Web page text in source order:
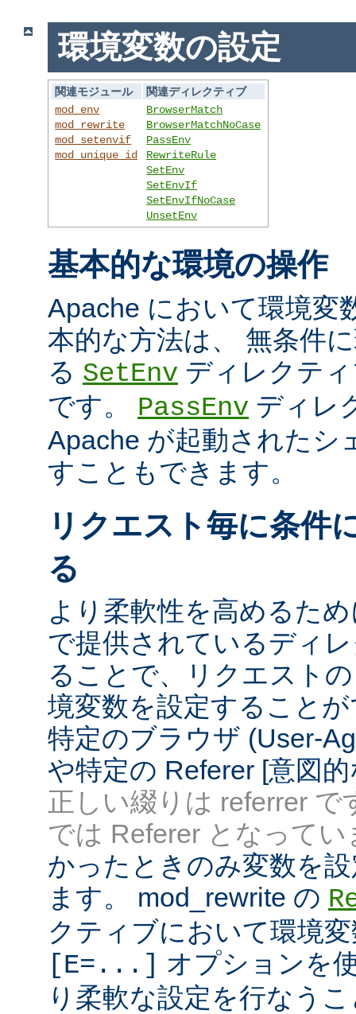
環境変数の設定
関連モジュール
関連ディレクティブ
mod_env
mod_rewrite
mod_setenvif
mod_unique_id
BrowserMatch
BrowserMatchNoCase
PassEnv
RewriteRule
SetEnv
SetEnvIf
SetEnvIfNoCase
UnsetEnv
基本的な環境の操作
Apache において環境変
本的な方法は、 無条件
る SetEnv ディレクテ
です。 PassEnv ディレ
Apache が起動されたシ
すこともできます。
リクエスト毎に条件
る
より柔軟性を高めるた
で提供されているディ
ることで、リクエスト
境変数を設定すること
特定のブラウザ (User-
や特定の Referer [意図
正しい綴りは referrer で
では Referer となってい
かったときのみ変数を
ます。 mod_rewrite の
クティブにおいて環境
[E=...] オプションを
り柔軟な設定を行なう